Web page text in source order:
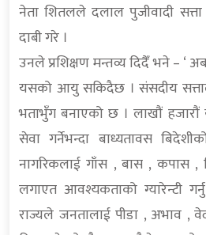
नेता शितलले दलाल पुजीवादी
दाबी गरे ।
उनले प्रशिक्षण मन्तव्य दिदैँ भने – ‘
यसको आयु सकिदैछ । संसदीय
भताभुँग बनाएको छ । लाखौं
सेवा गर्नेभन्दा बाध्यतावस
नागरिकलाई गाँस , बास , कपास ,
लगाएत आवश्यकताको ग्यारेन्टी
राज्यले जनतालाई पीडा , अभाव ,